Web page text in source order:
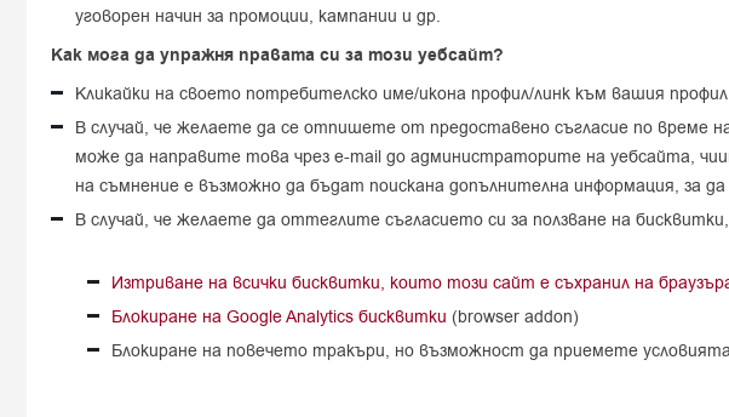
уговорен начин за промоции, кампании и др.
Как мога да упражня правата си за този уебсайт?
Кликайки на своето потребителско име/икона профил/линк към вашия
В случай, че желаете да се отпишете от предоставено съгласие по време
може да направите това чрез e-mail до администраторите на уебсайта,
на съмнение е възможно да бъдат поискана допълнителна информация, за
В случай, че желаете да оттеглите съгласието си за ползване на
Изтриване на всички бисквитки, които този сайт е съхранил на
Блокиране на Google Analytics бисквитки (browser addon)
Блокиране на повечето тракъри, но възможност да приемете